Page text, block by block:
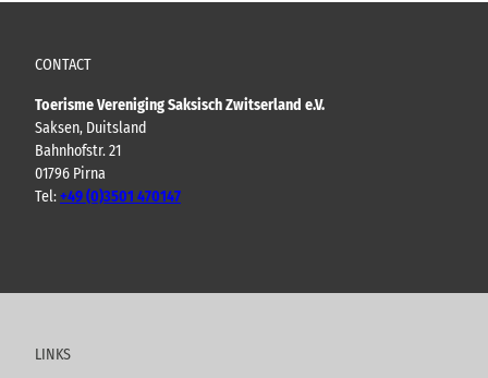
CONTACT
Toerisme Vereniging Saksisch Zwitserland e.V.
Saksen, Duitsland
Bahnhofstr. 21
01796 Pirna
Tel:+49 (0)3501 470147
u
c
s
o
LINKS